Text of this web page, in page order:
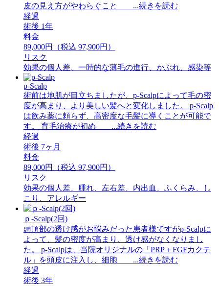
皮の見え方がやわらぐこと ...続きを読む
経過
術後 1年
料金
89,000円（税込 97,900円）
リスク
効果の個人差、一時的な薄毛の進行、かぶれ、感染等
p-Scalp
術前は地肌が目立ちましたが、p-Scalpによって毛の密
度が高まり、より美しい髪へと変化しました。 p-Scalp
は飲み薬に頼らず、高密度な毛髪に導くことが可能で
す。 育毛治療が初め ...続きを読む
経過
術後 7ヶ月
料金
89,000円（税込 97,900円）
リスク
効果の個人差、腫れ、左右差、内出血、ふくらみ、し
こり、アレルギー
ｐ-Scalp(2回)
頭頂部の透け感がお悩みだった患者様ですがp-Scalpに
よって、髪の密度が高まり、透け感がなくなりまし
た。 ⁡p-Scalpは、当院オリジナルの「PRP＋FGFカクテ
ル」を頭皮に注入し、細胞 ...続きを読む
経過
術後 3年